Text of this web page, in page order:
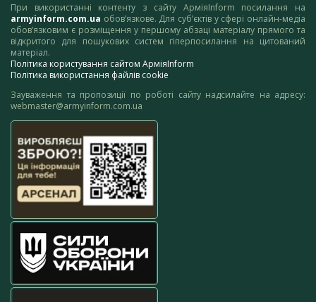
При використанні контенту з сайту АрміяInform посилання на
armyinform.com.ua обов’язкове. Для суб’єктів у сфері онлайн-медіа
обов’язковим є розміщення у першому абзаці матеріалу прямого та
відкритого для пошукових систем гіперпосилання на цитований
матеріал.
Політика користування сайтом АрміяInform
Політика використання файлів cookie
Зауваження та пропозиції по роботі сайту надсилайте на адресу:
webmaster@armyinform.com.ua